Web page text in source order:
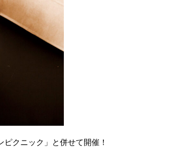
クニック」と併せて開催！